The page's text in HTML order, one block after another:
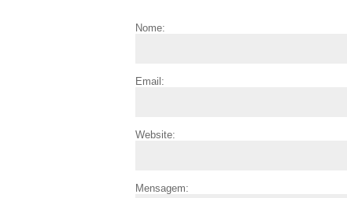
Nome:
Email:
Website:
Mensagem: